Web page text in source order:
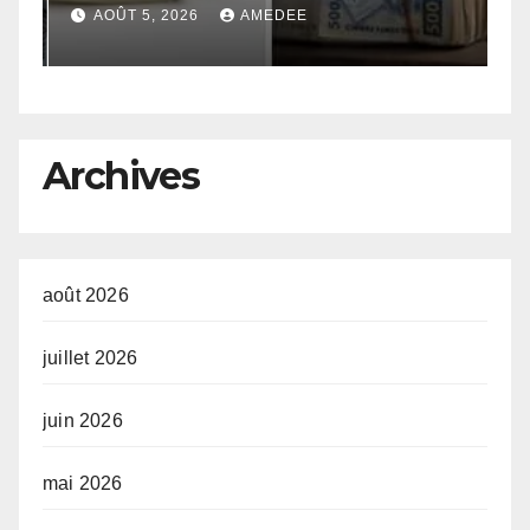
de 50 millions USD le 11 août
2026 au moyen des
Obligations du Trésor
AOÛT 5, 2026 AMEDEE
Archives
août 2026
juillet 2026
juin 2026
mai 2026